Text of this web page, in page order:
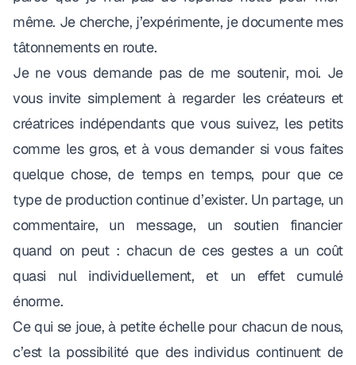
même. Je cherche, j’expérimente, je documente mes
tâtonnements en route.
Je ne vous demande pas de me soutenir, moi. Je
vous invite simplement à regarder les créateurs et
créatrices indépendants que vous suivez, les petits
comme les gros, et à vous demander si vous faites
quelque chose, de temps en temps, pour que ce
type de production continue d’exister. Un partage, un
commentaire, un message, un soutien financier
quand on peut : chacun de ces gestes a un coût
quasi nul individuellement, et un effet cumulé
énorme.
Ce qui se joue, à petite échelle pour chacun de nous,
c’est la possibilité que des individus continuent de